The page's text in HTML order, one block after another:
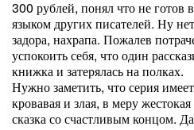
300 рублей, понял что не готов
языком других писателей. Ну
задора, нахрапа. Пожалев
успокоить себя, что один
книжка и затерялась на полках.
Нужно заметить, что серия
кровавая и злая, в меру
сказка со счастливым концом.